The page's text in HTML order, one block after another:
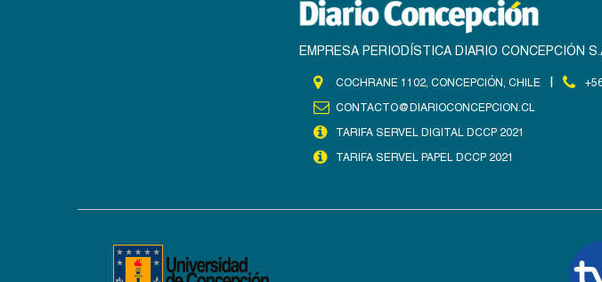
EMPRESA PERIODÍSTICA DIARIO CONCEPCIÓN
COCHRANE 1102, CONCEPCIÓN, CHILE
CONTACTO@DIARIOCONCEPCION.CL
TARIFA SERVEL DIGITAL DCCP 2021
TARIFA SERVEL PAPEL DCCP 2021